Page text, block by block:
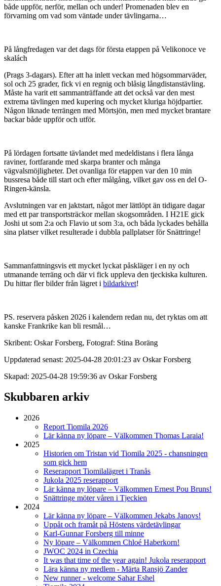
både uppför, nerför, mellan och under! Promenaden blev en
förvarning om vad som väntade under tävlingarna…
På långfredagen var det dags för första etappen på Velikonoce ve
skalách
(Prags 3-dagars). Efter att ha inlett veckan med högsommarväder,
sol och 25 grader, fick vi en regnig och blåsig långdistanstävling.
Måste ha varit ett sammanträffande att det också var den mest
extrema tävlingen med kupering och mycket kluriga höjdpartier.
Någon liknade terrängen med Mörtsjön, men med mycket brantare
backar både uppför och utför.
På lördagen fortsatte tävlandet med medeldistans i flera långa
raviner, fortfarande med skarpa branter och många
vägvalsmöjligheter. Det ovanliga för etappen var den 10 min
bussresa både till start och efter målgång, vilket gav oss en del O-
Ringen-känsla.
Avslutningen var en jaktstart, något mer lättlöpt än tidigare dagar
med ett par transportsträckor mellan skogsområden. I H21E gick
Joshi ut som 2:a och Flavio ut som 3:a, och båda lyckades behålla
sina platser vilket resulterade i dubbla pallplatser för Snättringe!
Sammanfattningsvis ett mycket lyckat påskläger i en ny och
utmanande terräng och där vi fick uppleva den tjeckiska kulturen.
Du hittar fler bilder från lägret i bildarkivet!
PS. reservera påsken 2026 i kalendern redan nu, det ryktas om att
kanske Frankrike kan bli resmål…
Skribent: Oskar Forsberg, Fotograf: Stina Boräng
Uppdaterad senast: 2025-04-28 20:01:23 av Oskar Forsberg
Skapad: 2025-04-28 19:59:36 av Oskar Forsberg
Skubbaren arkiv
2026
Report Tiomila 2026
Lär känna ny löpare – Välkommen Thomas Laraia!
2025
Historien om Tristan vid Tiomila 2025 - chansningen
som gick hem
Reserapport Tiomilalägret i Tranås
Jukola 2025 reserapport
Lär känna ny löpare – Välkommen Ernest Pou Bruns!
Snättringe möter våren i Tjeckien
2024
Lär känna ny löpare – Välkommen Jekabs Janovs!
Uppåt och framåt på Höstens värdetävlingar
Karl-Gunnar Forsberg till minne
Ny löpare – Välkommen Chloé Haberkorn!
JWOC 2024 in Czechia
It was that time of the year again! Jukola reserapport
Lära känna ny medlem - Märta Ransjö Zander
New runner - welcome Sahar Eshel